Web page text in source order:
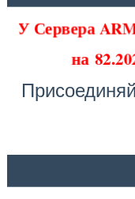
У Сервера
на